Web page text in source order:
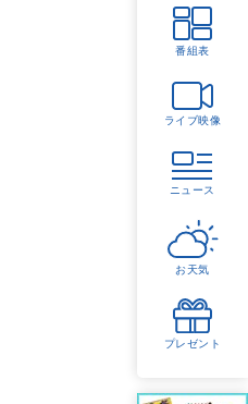
番組表
ライブ映像
ニュース
お天気
プレゼント